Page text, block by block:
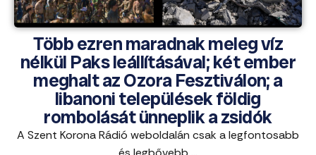
Több ezren maradnak meleg víz
nélkül Paks leállításával; két ember
meghalt az Ozora Fesztiválon; a
libanoni települések földig
rombolását ünneplik a zsidók
A Szent Korona Rádió weboldalán csak a legfontosabb